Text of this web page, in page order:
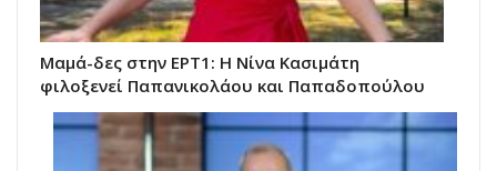
Μαμά-δες στην ΕΡΤ1: Η Νίνα Κασιμάτη
φιλοξενεί Παπανικολάου και Παπαδοπούλου